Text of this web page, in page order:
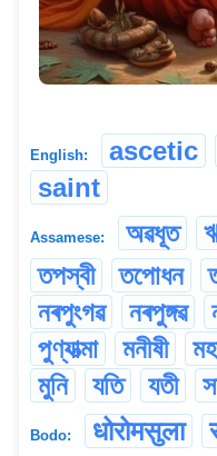
English: ascetic
saint
Assamese: অৱধূত
তপস্বী
তপোধন
নৰপুংগৱ
নৰপুঙ্গৱ
পুণ্যাত্মা
মনীষী
মুনি
যতি যতী
Bodo: धोरोमसुला